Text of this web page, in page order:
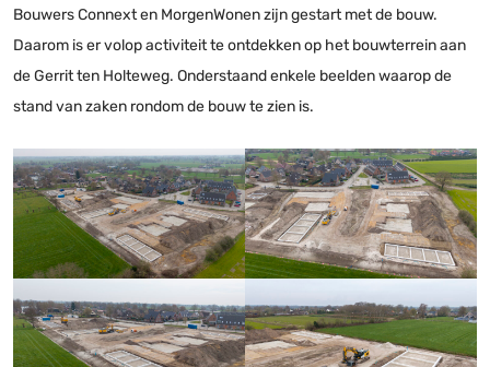
Bouwers Connext en MorgenWonen zijn gestart met de bouw.
Daarom is er volop activiteit te ontdekken op het bouwterrein aan
de Gerrit ten Holteweg. Onderstaand enkele beelden waarop de
stand van zaken rondom de bouw te zien is.